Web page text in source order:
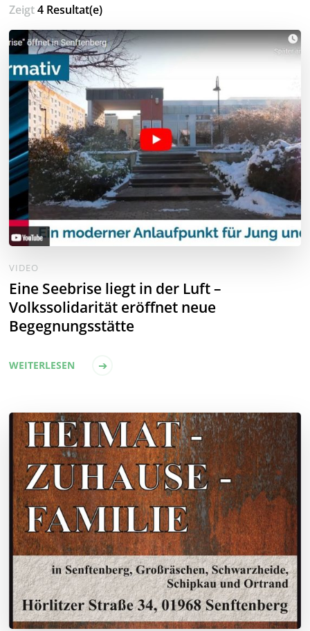
Zeigt4 Resultat(e)
VIDEO
Eine Seebrise liegt in der Luft –
Volkssolidarität eröffnet neue
Begegnungsstätte
WEITERLESEN